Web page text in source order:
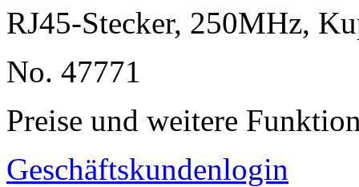
RJ45-Stecker, 250MHz,
No. 47771
Preise und weitere
Geschäftskundenlogin